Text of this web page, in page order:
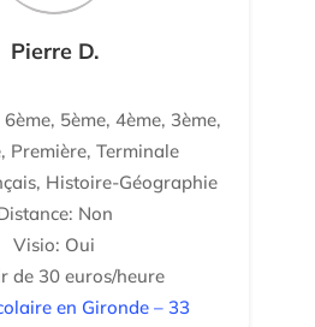
Pierre D.
5ème, 4ème, 3ème,
Première, Terminale
Histoire-Géographie
Non
Visio: Oui
de 30 euros/heure
en Gironde – 33